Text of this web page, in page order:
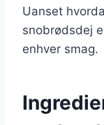
Uanset
snobrødsdej
enhver smag.